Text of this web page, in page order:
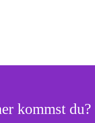
kommst du?